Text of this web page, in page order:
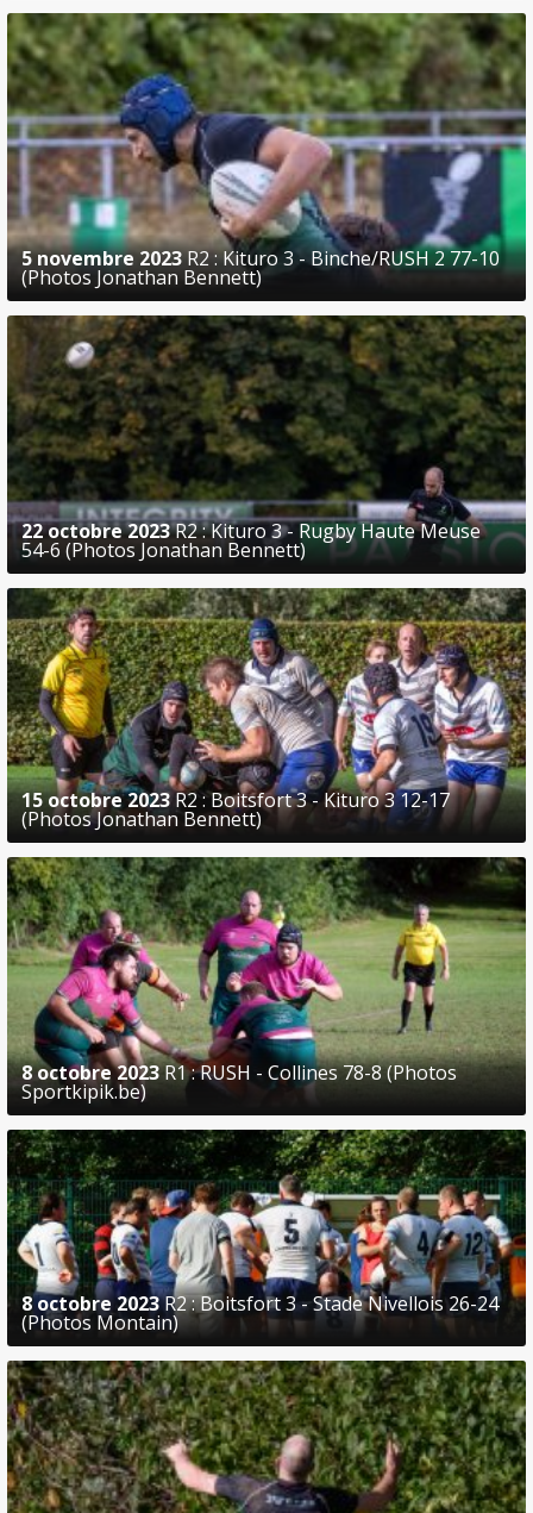
5 novembre 2023R2 : Kituro 3 - Binche/RUSH 2 77-10
(Photos Jonathan Bennett)
22 octobre 2023R2 : Kituro 3 - Rugby Haute Meuse
54-6 (Photos Jonathan Bennett)
15 octobre 2023R2 : Boitsfort 3 - Kituro 3 12-17
(Photos Jonathan Bennett)
8 octobre 2023R1 : RUSH - Collines 78-8 (Photos
Sportkipik.be)
8 octobre 2023R2 : Boitsfort 3 - Stade Nivellois 26-24
(Photos Montain)